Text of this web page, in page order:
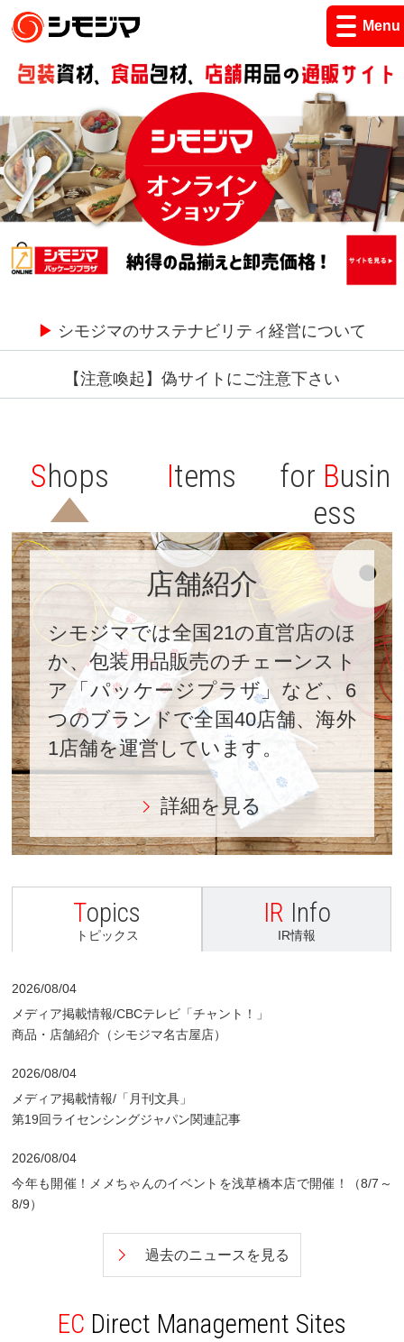
Menu
▶ シモジマのサステナビリティ経営について
【注意喚起】偽サイトにご注意下さい
Shops Items for Busin
ess
店舗紹介
シモジマでは全国21の直営店のほ
か、包装用品販売のチェーンスト
ア「パッケージプラザ」など、6
つのブランドで全国40店舗、海外
1店舗を運営しています。
詳細を見る
Topics
トピックス
IR Info
IR情報
2026/08/04
メディア掲載情報/CBCテレビ「チャント！」
商品・店舗紹介（シモジマ名古屋店）
2026/08/04
メディア掲載情報/「月刊文具」
第19回ライセンシングジャパン関連記事
2026/08/04
今年も開催！メメちゃんのイベントを浅草橋本店で開催！（8/7～
8/9）
過去のニュースを見る
EC Direct Management Sites